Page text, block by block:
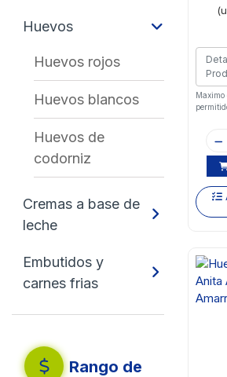
Huevos
Huevos rojos
Huevos blancos
Huevos de
codorniz
Cremas a base de
leche
Embutidos y
carnes frias
Rango de
Maximo